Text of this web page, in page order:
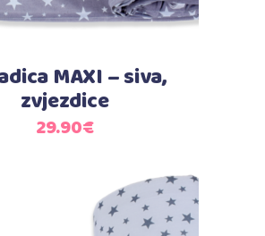
MAXI – siva,
zvjezdice
29.90€